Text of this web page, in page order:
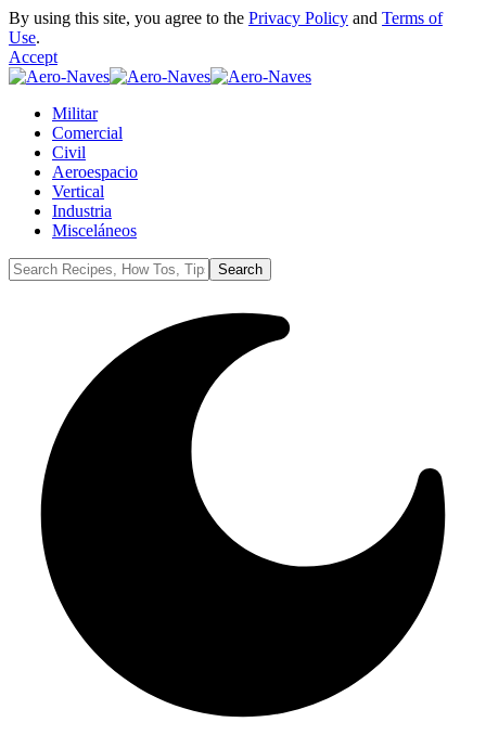
By using this site, you agree to the Privacy Policy and Terms of
Use.
Accept
Militar
Comercial
Civil
Aeroespacio
Vertical
Industria
Misceláneos